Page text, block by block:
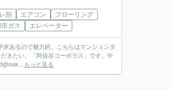
別 エアコン
フローリング
市ガス エレベーター
あるので魅力的。こちらはマンションタ
きたい、「阿佐谷コーポラス」です。中
もっと見る